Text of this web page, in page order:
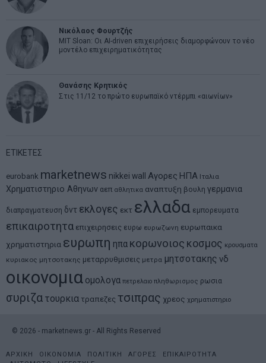
Νικόλαος Φουρτζής
MIT Sloan: Οι AI-driven επιχειρήσεις διαμορφώνουν το νέο
μοντέλο επιχειρηματικότητας
Θανάσης Κρητικός
Στις 11/12 το πρώτο ευρωπαϊκό ντέρμπι «αιωνίων»
ΕΤΙΚΕΤΕΣ
eurobank marketnews nikkei wall Αγορες ΗΠΑ Ιταλια
Χρηματιστηριο Αθηνων αεπ αθλητικα αναπτυξη βουλη γερμανια
διαπραγματευση δντ εκλογες εκτ ελλαδα εμπορευματα
επικαιροτητα επιχειρησεις ευρω ευρωζωνη ευρωπαικα
χρηματιστηρια ευρωπη ηπα κορωνοιος κοσμος κρουσματα
κυριακος μητσοτακης μεταρρυθμισεις μετρα μητσοτακης νδ
οικονομια ομολογα πετρελαιο πληθωρισμος ρωσια
συριζα τουρκια τραπεζες τσιπρας χρεος χρηματιστηριο
© 2026 - marketnews.gr - All Rights Reserved
ΑΡΧΙΚΗ ΟΙΚΟΝΟΜΙΑ ΠΟΛΙΤΙΚΗ ΑΓΟΡΕΣ
ΕΠΙΚΑΙΡΟΤΗΤΑ